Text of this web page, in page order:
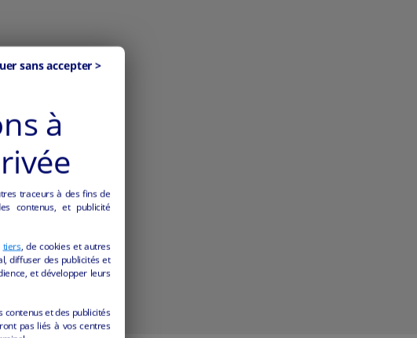
à
traceurs à des fins de
contenus, et publicité
tiers, de cookies et autres
diffuser des publicités et
et développer leurs
contenus et des publicités
pas liés à vos centres
sans accepter >